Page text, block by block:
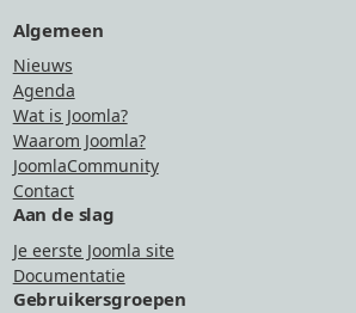
Algemeen
Nieuws
Agenda
Wat is Joomla?
Waarom Joomla?
JoomlaCommunity
Contact
Aan de slag
Je eerste Joomla site
Documentatie
Gebruikersgroepen